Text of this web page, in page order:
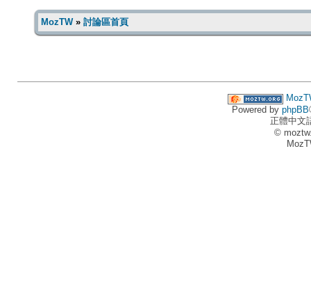
MozTW» 討論區首頁
Powered by phpBB
正體中文
©